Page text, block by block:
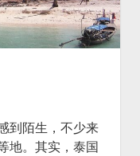
界
dropdown
menu
线
路
路
到陌生，不少来
地。其实，泰国